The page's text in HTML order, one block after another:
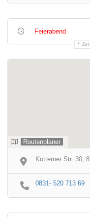
Feierabend
Routenplaner
Kotterner Str. 30,
0831- 520 713 69